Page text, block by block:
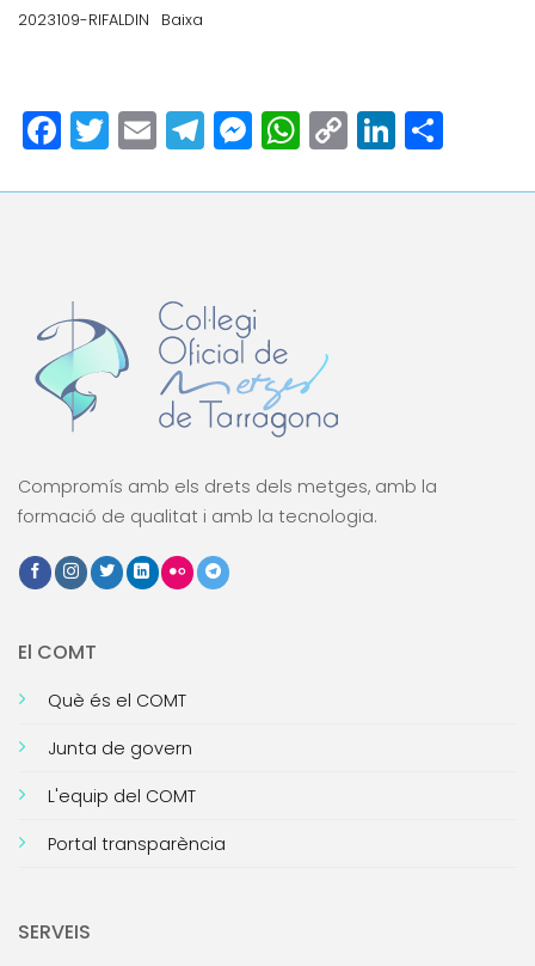
2023109-RIFALDIN Baixa
Facebook
Twitter
EmailTelegram
Messenger
WhatsApp
Copy
Link
Compromís amb els drets dels metges, amb la
formació de qualitat i amb la tecnologia.
El COMT
Què és el COMT
Junta de govern
L'equip del COMT
Portal transparència
SERVEIS